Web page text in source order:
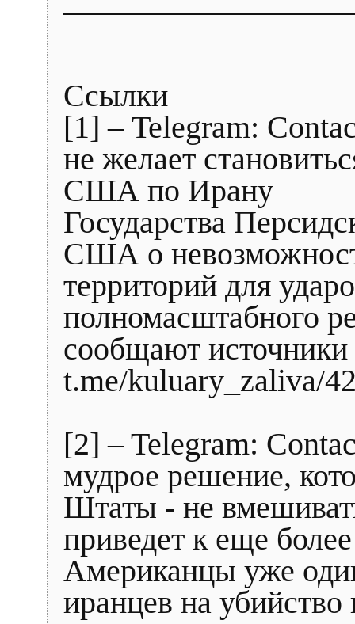
Ссылки
[1] – Telegram:
не желает
США по Ирану
Государства
США о
территорий для
полномасштабного
сообщают
t.me/kuluary_zaliva/
[2] – Telegram:
мудрое решение,
Штаты - не
приведет к еще
Американцы уже
иранцев на